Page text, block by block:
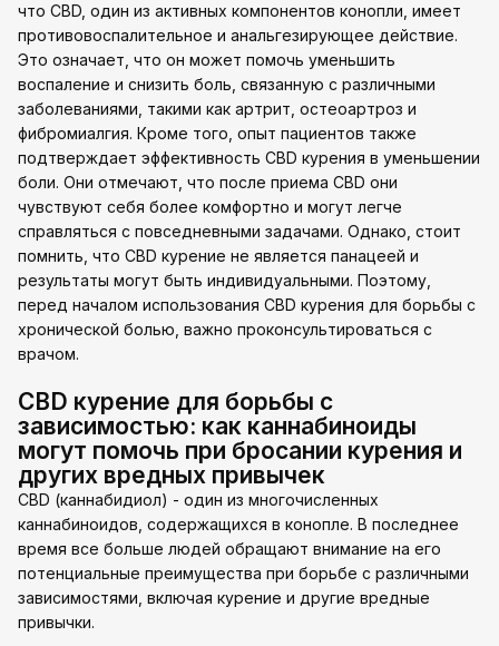
что CBD, один из активных компонентов конопли, имеет
противовоспалительное и анальгезирующее действие.
Это означает, что он может помочь уменьшить
воспаление и снизить боль, связанную с различными
заболеваниями, такими как артрит, остеоартроз и
фибромиалгия. Кроме того, опыт пациентов также
подтверждает эффективность CBD курения в уменьшении
боли. Они отмечают, что после приема CBD они
чувствуют себя более комфортно и могут легче
справляться с повседневными задачами. Однако, стоит
помнить, что CBD курение не является панацеей и
результаты могут быть индивидуальными. Поэтому,
перед началом использования CBD курения для борьбы с
хронической болью, важно проконсультироваться с
врачом.
CBD курение для борьбы с
зависимостью: как каннабиноиды
могут помочь при бросании курения и
других вредных привычек
CBD (каннабидиол) - один из многочисленных
каннабиноидов, содержащихся в конопле. В последнее
время все больше людей обращают внимание на его
потенциальные преимущества при борьбе с различными
зависимостями, включая курение и другие вредные
привычки.